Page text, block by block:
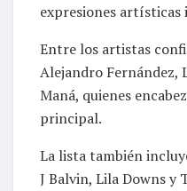
expresiones artísticas
Entre los artistas
Alejandro Fernández,
Maná, quienes
principal.
La lista también
J Balvin, Lila Downs y